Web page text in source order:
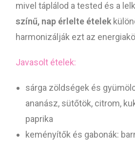
mivel táplálod a tested és a
színű, nap érlelte ételek
harmonizálják ezt az
Javasolt ételek:
sárga zöldségek és
ananász, sütőtök, citrom,
paprika
keményítők és gabonák: